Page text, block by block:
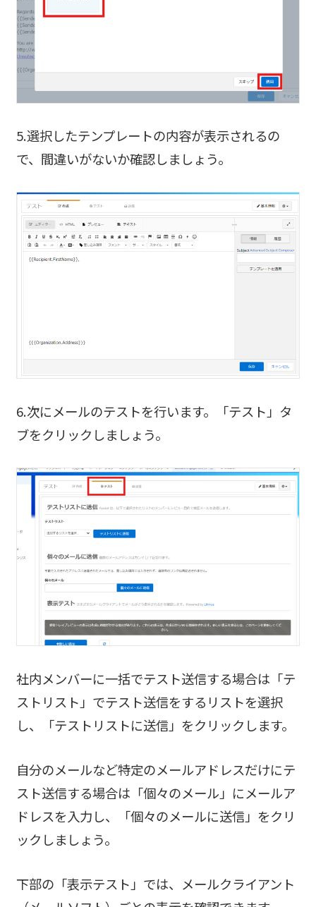
5.選択したテンプレートの内容が表示されるの
で、間違いがないか確認しましょう。
6.次にメールのテストを行います。「テスト」タ
ブをクリックしましょう。
社内メンバーに一括でテスト送信する場合は「テ
ストリスト」でテスト送信をするリストを選択
し、「テストリストに送信」をクリックします。
自分のメールなど特定のメールアドレスだけにテ
スト送信する場合は「個々のメール」にメールア
ドレスを入力し、「個々のメールに送信」をクリ
ックしましょう。
下部の「表示テスト」では、メールクライアント